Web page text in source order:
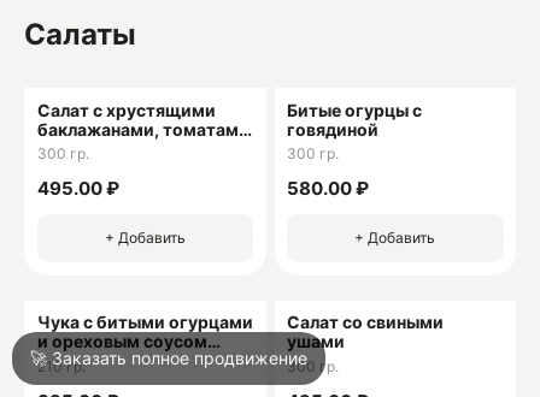
Войти
Туапсе
Написать в техподдержку
Салаты
Салат с хрустящими
баклажанами, томатами
и древесными грибами
300 гр.
495.00 ₽
+ Добавить
Битые огурцы с
говядиной
300 гр.
580.00 ₽
+ Добавить
Чука с битыми огурцами
и ореховым соусом
гамадари
210 гр.
Салат со свиными
ушами
300 гр.
🚀 Заказать полное продвижение